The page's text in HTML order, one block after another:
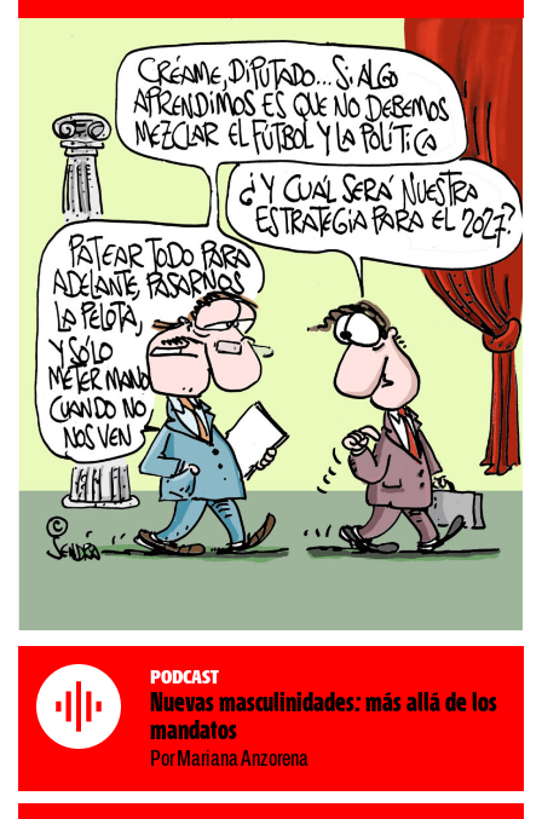
Podcast
Nuevas masculinidades: más allá de los
mandatos
Por Mariana Anzorena